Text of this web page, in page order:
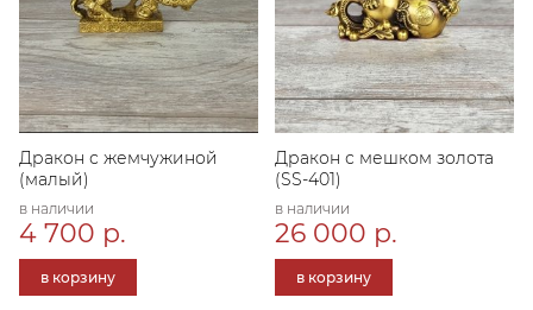
Дракон с жемчужиной
(малый)
в наличии
4 700 р.
в корзину
Дракон с мешком золота
(SS-401)
в наличии
26 000 р.
в корзину